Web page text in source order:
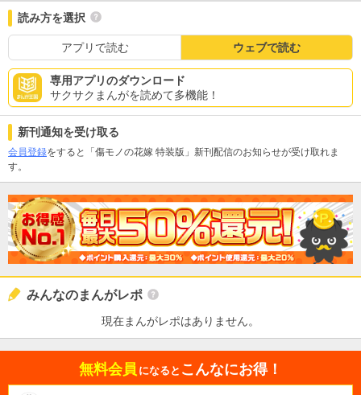
読み方を選択
アプリで読む ウェブで読む
専用アプリのダウンロード
サクサクまんがを読めて多機能！
新刊通知を受け取る
会員登録をすると「傷モノの花嫁 特装版」新刊配信のお知らせが受け取れま
す。
みんなのまんがレポ
現在まんがレポはありません。
無料会員 になると こんなにお得！